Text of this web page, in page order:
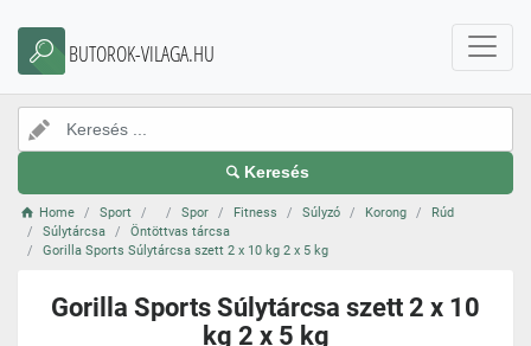
BUTOROK-VILAGA.HU
Keresés
Home Sport Spor Fitness Súlyzó Korong
Rúd
Súlytárcsa
Öntöttvas tárcsa
Gorilla Sports Súlytárcsa szett 2 x 10 kg 2 x 5 kg
Gorilla Sports Súlytárcsa szett 2 x 10
kg 2 x 5 kg